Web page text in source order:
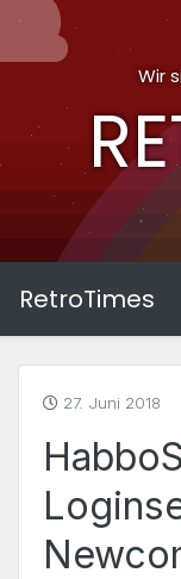
Wir
RetroTimes
27. Juni 2018